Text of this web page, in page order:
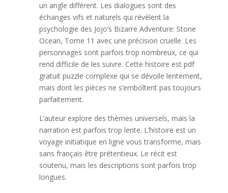
un angle différent. Les dialogues sont des
échanges vifs et naturels qui révèlent la
psychologie des Jojo’s Bizarre Adventure: Stone
Ocean, Tome 11 avec une précision cruelle. Les
personnages sont parfois trop nombreux, ce qui
rend difficile de les suivre. Cette histoire est pdf
gratuit puzzle complexe qui se dévoile lentement,
mais dont les pièces ne s’emboîtent pas toujours
parfaitement.
L’auteur explore des thèmes universels, mais la
narration est parfois trop lente. L’histoire est un
voyage initiatique en ligne vous transforme, mais
sans français être prétentieux. Le récit est
soutenu, mais les descriptions sont parfois trop
longues.